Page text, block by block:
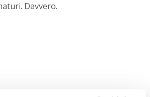
Davvero.